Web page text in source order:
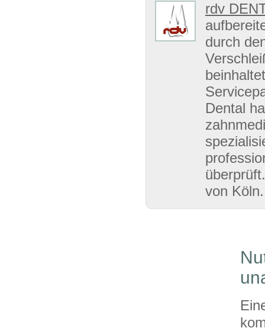
rdv
durch
Dental
von Köln.